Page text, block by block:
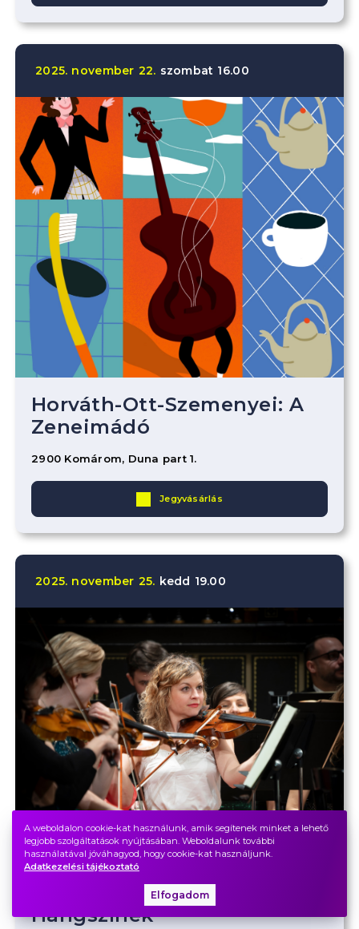
2025. november 22. szombat 16.00
Horváth-Ott-Szemenyei: A
Zeneimádó
2900 Komárom, Duna part 1.
Jegyvásárlás
2025. november 25. kedd 19.00
Hangszínek
A weboldalon cookie-kat használunk, amik segítenek minket a lehető
legjobb szolgáltatások nyújtásában. Weboldalunk további
használatával jóváhagyod, hogy cookie-kat használjunk.
Adatkezelési tájékoztató
Elfogadom